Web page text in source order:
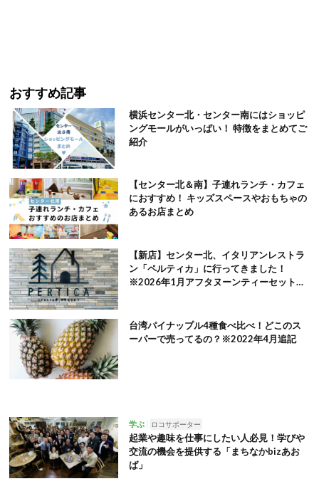
おすすめ記事
横浜センター北・センター南にはショッピ
ングモールがいっぱい！ 特徴をまとめてご
紹介
【センター北＆南】子連れランチ・カフェ
におすすめ！ キッズスペースやおもちゃの
あるお店まとめ
【新店】センター北、イタリアンレストラ
ン「ペルティカ」に行ってきました！
※2026年1月アフタヌーンティーセット追
台湾パイナップル4種食べ比べ！どこのス
ーパーで売ってるの？※2022年4月追記
学ぶ ロコサポーター
起業や趣味を仕事にしたい人必見！学びや
交流の機会を提供する「まちなかbizあお
ば」